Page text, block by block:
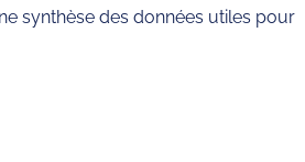
synthèse des données utiles pour